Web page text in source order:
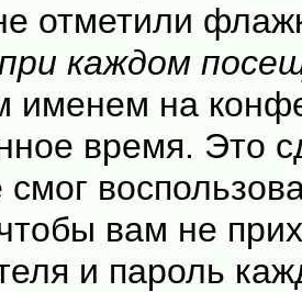
отметили
каждом
именем на
время. Это
смог
вам не
и пароль